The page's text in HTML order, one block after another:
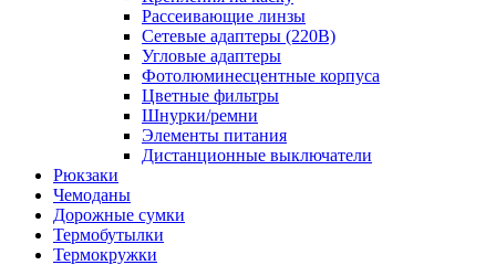
Рассеивающие линзы
Сетевые адаптеры (220В)
Угловые адаптеры
Фотолюминесцентные корпуса
Цветные фильтры
Шнурки/ремни
Элементы питания
Дистанционные выключатели
Рюкзаки
Чемоданы
Дорожные сумки
Термобутылки
Термокружки